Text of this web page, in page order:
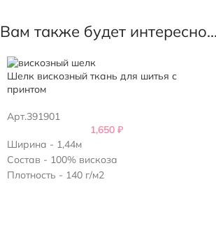
Вам также будет интересно…
Шелк вискозный ткань для шитья с
принтом
Арт.391901
1,650₽
Ширина - 1,44м
Состав - 100% вискоза
Плотность - 140 г/м2